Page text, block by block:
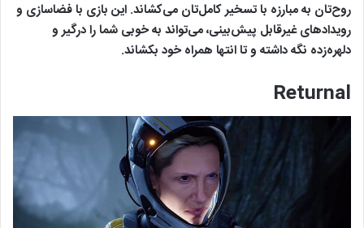
22
Resident
Evil 2
Remake
Capcom
Xbox
One,
Alien:
Isolation
Creative
Assembly
Xbox
PS4, PC
با
روح‌تان به مبارزه با تسخیر کامل‌تان می‌کشاند. این بازی با فضاسازی و
رویدادهای غیرقابل پیش‌بینی، می‌تواند به خوبی شما را درگیر و
دلهره‌زده نگه داشته و تا انتها همراه خود بکشاند.
Returnal